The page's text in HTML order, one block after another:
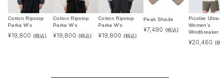
Cotton Ripstop
Parka W's
¥19,800 (税込)
Cotton Ripstop
Parka W's
¥19,800 (税込)
Cotton Ripstop
Parka W's
¥19,800 (税込)
Peak Shade
¥7,480 (税込)
Picolite
Women's
Windbreaker
¥20,460 (